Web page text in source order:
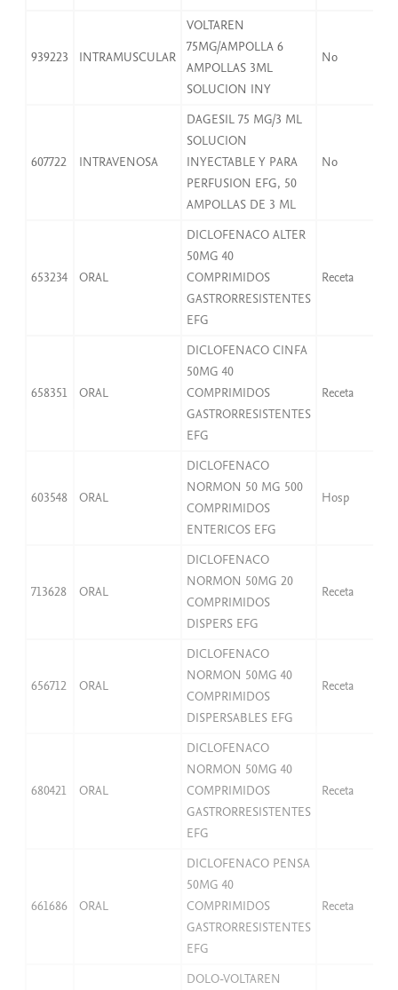
939223 INTRAMUSCULAR
VOLTAREN
75MG/AMPOLLA 6
AMPOLLAS 3ML
SOLUCION INY
No
607722 INTRAVENOSA
DAGESIL 75 MG/3 ML
SOLUCION
INYECTABLE Y PARA
PERFUSION EFG, 50
AMPOLLAS DE 3 ML
No
653234 ORAL
DICLOFENACO ALTER
50MG 40
COMPRIMIDOS
GASTRORRESISTENTES
EFG
Receta
658351 ORAL
DICLOFENACO CINFA
50MG 40
COMPRIMIDOS
GASTRORRESISTENTES
EFG
Receta
603548 ORAL
DICLOFENACO
NORMON 50 MG 500
COMPRIMIDOS
ENTERICOS EFG
Hosp
713628 ORAL
DICLOFENACO
NORMON 50MG 20
COMPRIMIDOS
DISPERS EFG
Receta
656712 ORAL
DICLOFENACO
NORMON 50MG 40
COMPRIMIDOS
DISPERSABLES EFG
Receta
680421 ORAL
DICLOFENACO
NORMON 50MG 40
COMPRIMIDOS
GASTRORRESISTENTES
EFG
Receta
661686 ORAL
DICLOFENACO PENSA
50MG 40
COMPRIMIDOS
GASTRORRESISTENTES
EFG
Receta
DOLO-VOLTAREN